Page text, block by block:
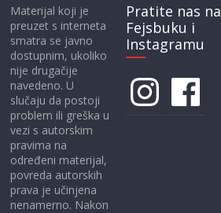
Materijal koji je
preuzet s interneta
smatra se javno
dostupnim, ukoliko
nije drugačije
navedeno. U
slučaju da postoji
problem ili greška u
vezi s autorskim
pravima na
određeni materijal,
povreda autorskih
prava je učinjena
nenamerno. Nakon
Pratite nas na
Fejsbuku i
Instagramu
InstagramFacebook